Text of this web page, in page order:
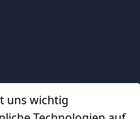
werden mit diesem
zeitlosen Design macht
Bei der
uns wichtig